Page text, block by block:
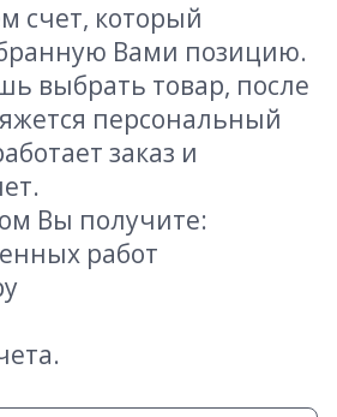
счет, который
Вами позицию.
выбрать товар, после
персональный
заказ и
Вы получите:
работ